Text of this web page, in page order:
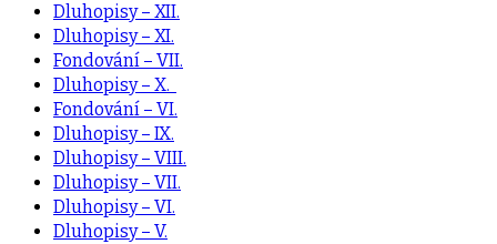
Dluhopisy – XII.
Dluhopisy – XI.
Fondování – VII.
Dluhopisy – X.
Fondování – VI.
Dluhopisy – IX.
Dluhopisy – VIII.
Dluhopisy – VII.
Dluhopisy – VI.
Dluhopisy – V.